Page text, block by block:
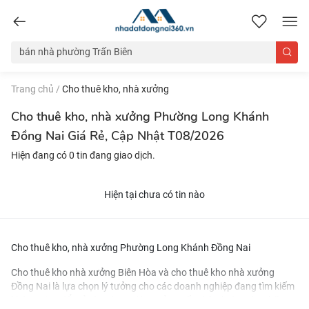
nhadatdongnai360.vn
Trang chủ / Cho thuê kho, nhà xưởng
Cho thuê kho, nhà xưởng Phường Long Khánh
Đồng Nai Giá Rẻ, Cập Nhật T08/2026
Hiện đang có 0 tin đang giao dịch.
Hiện tại chưa có tin nào
Cho thuê kho, nhà xưởng Phường Long Khánh Đồng Nai
Cho thuê kho nhà xưởng Biên Hòa và cho thuê kho nhà xưởng
Đồng Nai là lựa chọn lý tưởng cho các doanh nghiệp đang tìm kiếm